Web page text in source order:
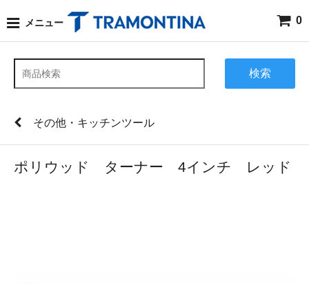
メニュー 0
検索
その他・キッチンツール
ポリウッド ターナー 4インチ レッド